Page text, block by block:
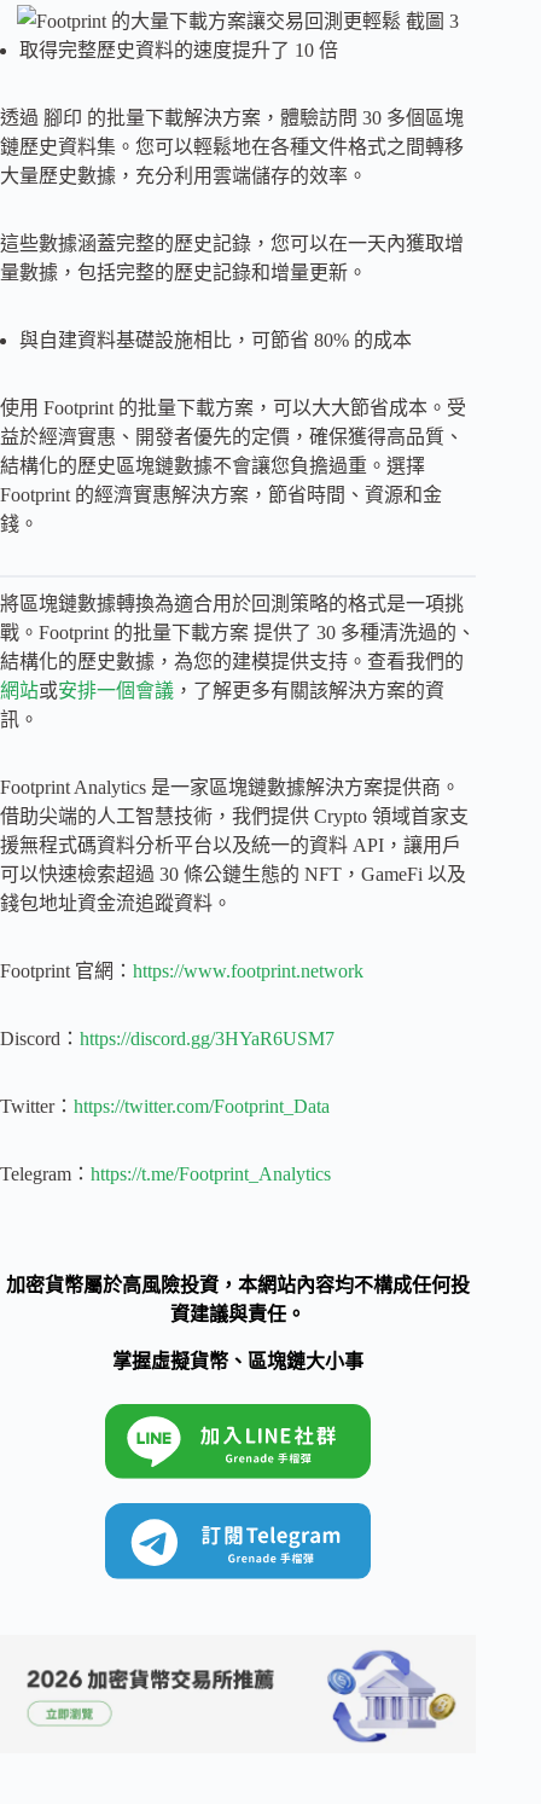
取得完整歷史資料的速度提升了 10 倍
透過 腳印 的批量下載解決方案，體驗訪問 30 多個區塊
鏈歷史資料集。您可以輕鬆地在各種文件格式之間轉移
大量歷史數據，充分利用雲端儲存的效率。
這些數據涵蓋完整的歷史記錄，您可以在一天內獲取增
量數據，包括完整的歷史記錄和增量更新。
與自建資料基礎設施相比，可節省 80% 的成本
使用 Footprint 的批量下載方案，可以大大節省成本。受
益於經濟實惠、開發者優先的定價，確保獲得高品質、
結構化的歷史區塊鏈數據不會讓您負擔過重。選擇
Footprint 的經濟實惠解決方案，節省時間、資源和金
錢。
將區塊鏈數據轉換為適合用於回測策略的格式是一項挑
戰。Footprint 的批量下載方案 提供了 30 多種清洗過的、
結構化的歷史數據，為您的建模提供支持。查看我們的
網站或安排一個會議 ，了解更多有關該解決方案的資
訊。
Footprint Analytics 是一家區塊鏈數據解決方案提供商。
借助尖端的人工智慧技術，我們提供 Crypto 領域首家支
援無程式碼資料分析平台以及統一的資料 API，讓用戶
可以快速檢索超過 30 條公鏈生態的 NFT，GameFi 以及
錢包地址資金流追蹤資料。
Footprint 官網： https://www.footprint.network
Discord： https://discord.gg/3HYaR6USM7
Twitter： https://twitter.com/Footprint_Data
Telegram： https://t.me/Footprint_Analytics
加密貨幣屬於高風險投資，本網站內容均不構成任何投
資建議與責任。
掌握虛擬貨幣、區塊鏈大小事